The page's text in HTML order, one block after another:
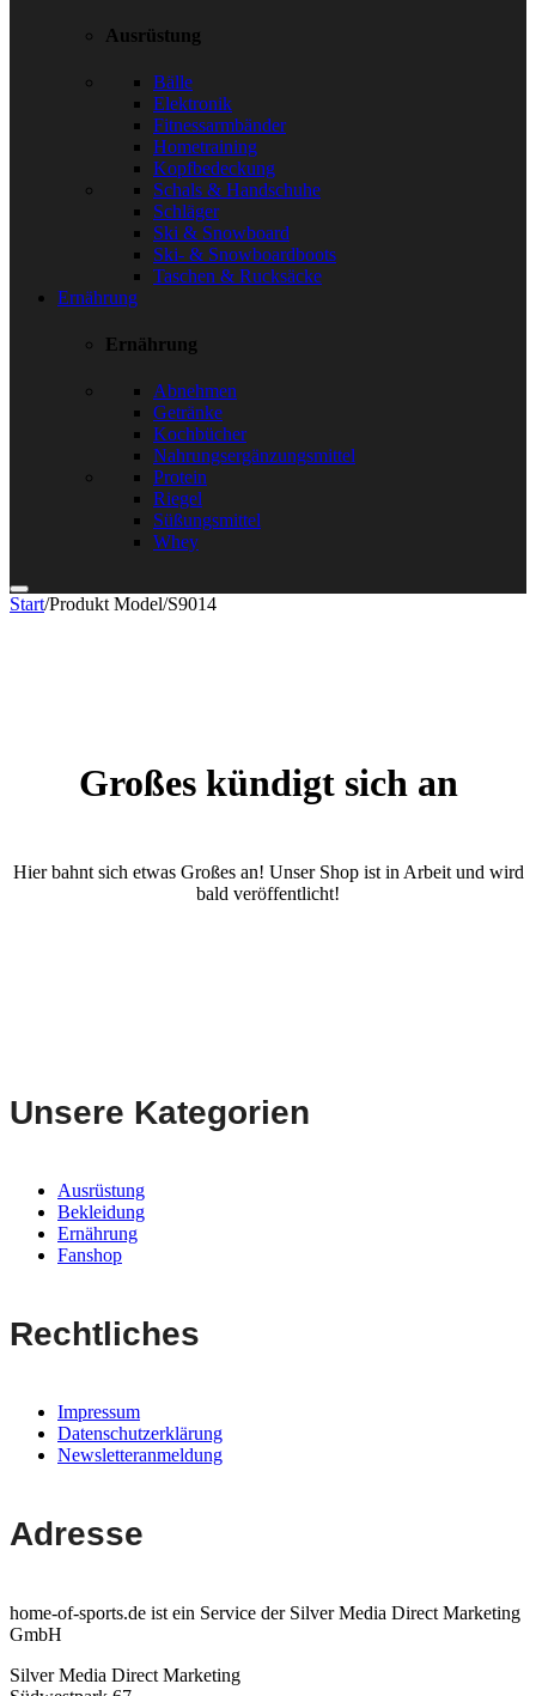
Ausrüstung
Bälle
Elektronik
Fitnessarmbänder
Hometraining
Kopfbedeckung
Schals & Handschuhe
Schläger
Ski & Snowboard
Ski- & Snowboardboots
Taschen & Rucksäcke
Ernährung
Ernährung
Abnehmen
Getränke
Kochbücher
Nahrungsergänzungsmittel
Protein
Riegel
Süßungsmittel
Whey
Start/Produkt Model/S9014
Großes kündigt sich an
Hier bahnt sich etwas Großes an! Unser Shop ist in Arbeit und wird
bald veröffentlicht!
Unsere Kategorien
Ausrüstung
Bekleidung
Ernährung
Fanshop
Rechtliches
Impressum
Datenschutzerklärung
Newsletteranmeldung
Adresse
home-of-sports.de ist ein Service der Silver Media Direct Marketing
GmbH
Silver Media Direct Marketing